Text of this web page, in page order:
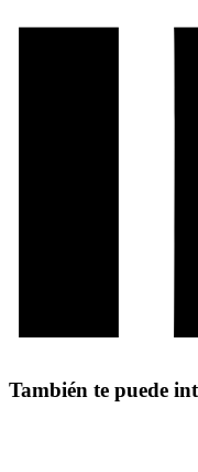
También te puede